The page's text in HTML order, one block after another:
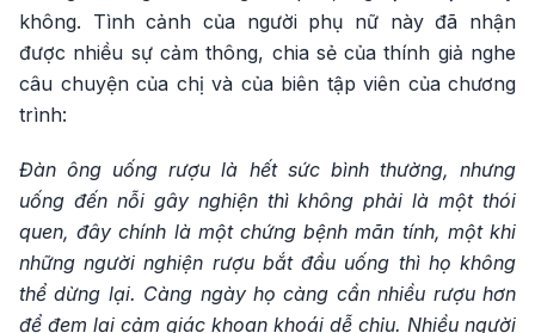
không. Tình cảnh của người phụ nữ này đã nhận
được nhiều sự cảm thông, chia sẻ của thính giả nghe
câu chuyện của chị và của biên tập viên của chương
trình:
Đàn ông uống rượu là hết sức bình thường, nhưng
uống đến nỗi gây nghiện thì không phải là một thói
quen, đây chính là một chứng bệnh mãn tính, một khi
những người nghiện rượu bắt đầu uống thì họ không
thể dừng lại. Càng ngày họ càng cần nhiều rượu hơn
để đem lại cảm giác khoan khoái dễ chịu. Nhiều người